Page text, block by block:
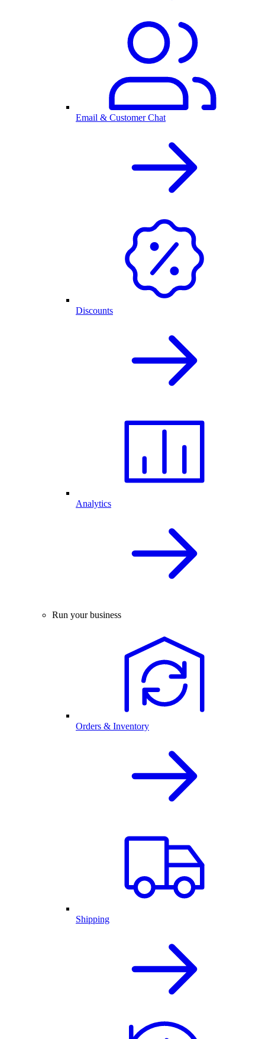
Email & Customer Chat
Discounts
Analytics
Run your business
Orders & Inventory
Shipping